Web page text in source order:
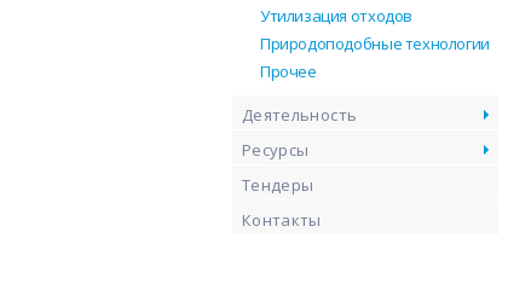
Утилизация отходов
Природоподобные технологии
Прочее
Деятельность
Ресурсы
Тендеры
Контакты